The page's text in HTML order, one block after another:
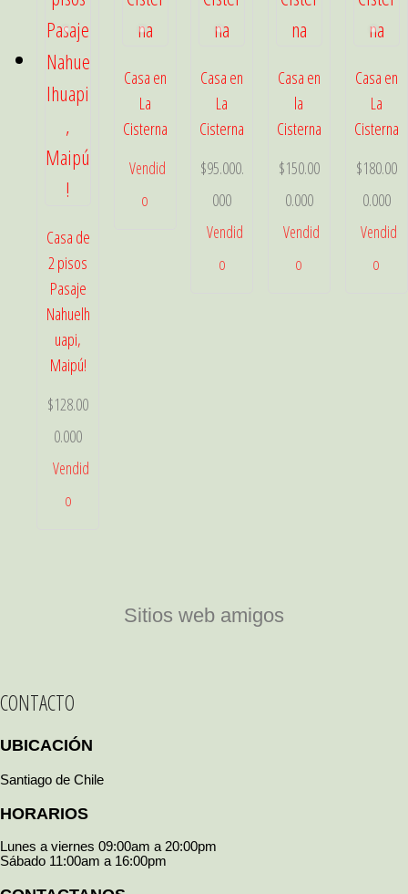
Casa de
2 pisos
Pasaje
Nahuelh
uapi,
Maipú!
$128.00
0.000
Vendid
o
Casa en
La
Cisterna
Vendid
o
Casa en
La
Cisterna
$95.000.
000
Vendid
o
Casa en
la
Cisterna
$150.00
0.000
Vendid
o
Casa en
La
Cisterna
$180.00
0.000
Vendid
o
Sitios web amigos
CONTACTO
UBICACIÓN
Santiago de Chile
HORARIOS
Lunes a viernes 09:00am a 20:00pm
Sábado 11:00am a 16:00pm